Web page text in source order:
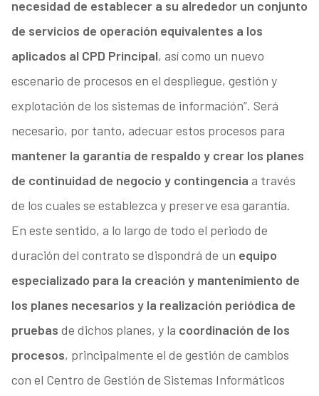
necesidad de establecer a su alrededor un conjunto
de servicios de operación equivalentes a los
aplicados al CPD Principal, así como un nuevo
escenario de procesos en el despliegue, gestión y
explotación de los sistemas de información”. Será
necesario, por tanto, adecuar estos procesos para
mantener la garantía de respaldo y crear los planes
de continuidad de negocio y contingencia a través
de los cuales se establezca y preserve esa garantía.
En este sentido, a lo largo de todo el periodo de
duración del contrato se dispondrá de un equipo
especializado para la creación y mantenimiento de
los planes necesarios y la realización periódica de
pruebas de dichos planes, y la coordinación de los
procesos, principalmente el de gestión de cambios
con el Centro de Gestión de Sistemas Informáticos